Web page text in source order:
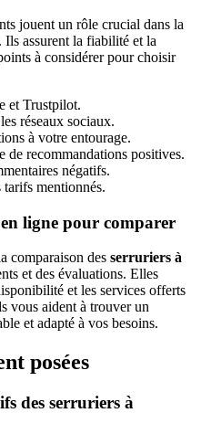
jouent un rôle crucial dans la
assurent la fiabilité et la
à considérer pour choisir
et Trustpilot.
réseaux sociaux.
à votre entourage.
de recommandations positives.
négatifs.
tarifs mentionnés.
ligne pour comparer
comparaison des serruriers à
et des évaluations. Elles
et les services offerts
vous aident à trouver un
et adapté à vos besoins.
posées
des serruriers à